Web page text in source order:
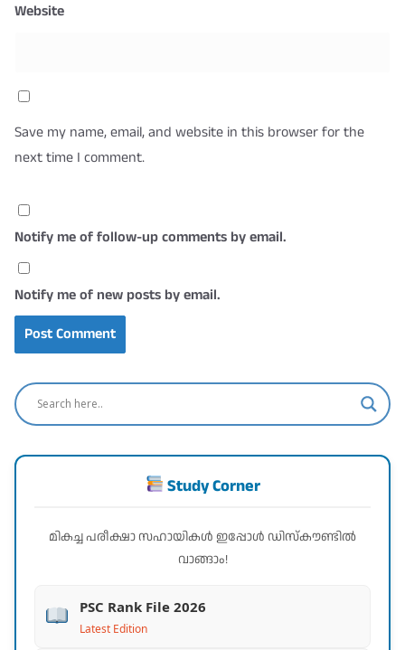
Website
Save my name, email, and website in this browser for the
next time I comment.
Notify me of follow-up comments by email.
Notify me of new posts by email.
Study Corner
മികച്ച പരീക്ഷാ സഹായികൾ ഇപ്പോൾ ഡിസ്കൗണ്ടിൽ
വാങ്ങാം!
PSC Rank File 2026
Latest Edition